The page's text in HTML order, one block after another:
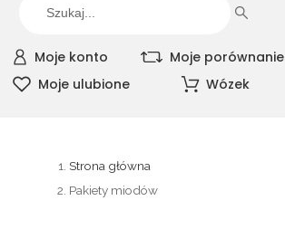
Moje konto
Moje porównanie
Moje ulubione
Wózek
Strona główna
Pakiety miodów